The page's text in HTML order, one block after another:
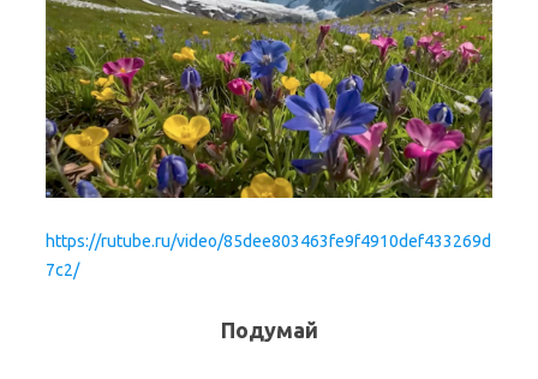
https://rutube.ru/video/85dee803463fe9f4910def433269d
7c2/
Подумай